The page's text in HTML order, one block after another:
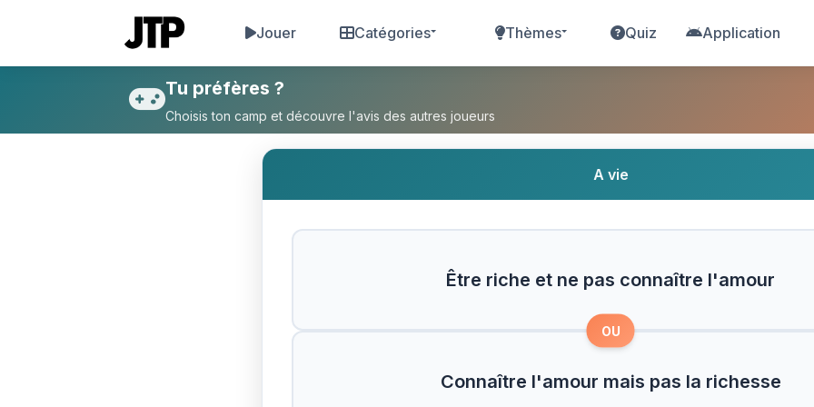
Jouer Catégories Thèmes Quiz Application
Tu préfères Être riche et ne pas connaître l'amour ou Connaître l'amour mais
Tu préfères ?
Choisis ton camp et découvre l'avis des autres joueurs
A vie
Être riche et ne pas connaître l'amour
OU
Connaître l'amour mais pas la richesse